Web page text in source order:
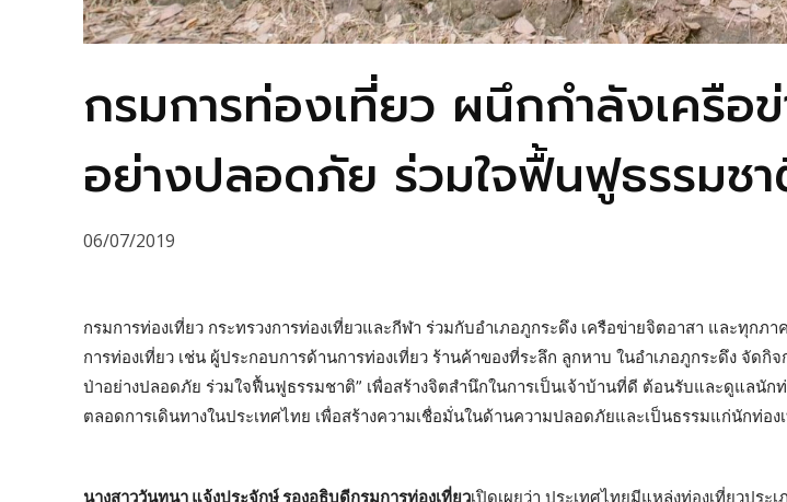
กรมการท่องเที่ยว ผนึกกำลังเครือ
อย่างปลอดภัย ร่วมใจฟื้นฟูธรรมชา
06/07/2019
กรมการท่องเที่ยว กระทรวงการท่องเที่ยวและกีฬา ร่วมกับอำเภอภูกระดึง เครือข่ายจิตอาสา และทุกภา
การท่องเที่ยว เช่น ผู้ประกอบการด้านการท่องเที่ยว ร้านค้าของที่ระลึก ลูกหาบ ในอำเภอภูกระดึง จัดกิ
ป่าอย่างปลอดภัย ร่วมใจฟื้นฟูธรรมชาติ” เพื่อสร้างจิตสำนึกในการเป็นเจ้าบ้านที่ดี ต้อนรับและดูแลนัก
ตลอดการเดินทางในประเทศไทย เพื่อสร้างความเชื่อมั่นในด้านความปลอดภัยและเป็นธรรมแก่นักท่อง
นางสาววันทนา แจ้งประจักษ์ รองอธิบดีกรมการท่องเที่ยวเปิดเผยว่า ประเทศไทยมีแหล่งท่องเที่ยวประ